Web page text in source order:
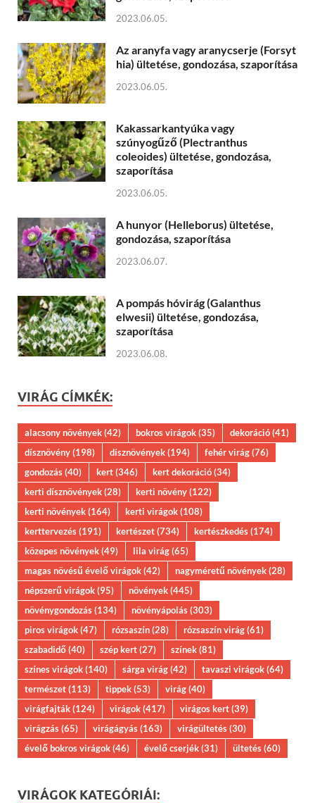
2023.06.05.
Az aranyfa vagy aranycserje (Forsyt
hia) ültetése, gondozása, szaporítása
2023.06.05.
Kakassarkantyúka vagy
szúnyogűző (Plectranthus
coleoides) ültetése, gondozása,
szaporítása
2023.06.05.
A hunyor (Helleborus) ültetése,
gondozása, szaporítása
2023.06.07.
A pompás hóvirág (Galanthus
elwesii) ültetése, gondozása,
szaporítása
2023.06.08.
VIRÁG CÍMKÉK:
alacsony növények(42) bokros virágok(35) dekoráció(41)
dísznövény(198) dísznövények(194) fehér virág(76)
gondozás(40) kert(346) kert dekoráció(34)
kerti dísznövények(28) kerti növény(122)
kerti növények(164) kerti virágok(108)
kerttervezés(191) kertészet(734) kertészkedés(174)
közepes növények(49) lila virág(65)
magas növésű évelő virágok(42) nagyméretű növények(28)
népszerű virágok(95) növények(445)
növénygondozás(134) növényápolás(303)
piros virágok(47) rózsaszín(28) rózsaszín virág(61)
szabadidő(40) szép kert(27) színek(81)
színes virágok(140) sárga virág(42) tavaszi virágok(64)
természet(113) tippek(53) virág(40)
virágfajták(124) virágok(417) virágos kert(39)
virágzás(65) virágágyás(163) virágültetés(30)
évelő bokros virágok(46) évelő cserjék(31) ültetés(60)
VIRÁGOK KATEGÓRIÁI: